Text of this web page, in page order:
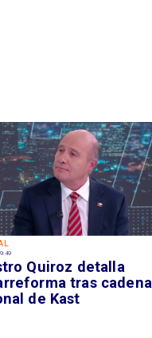
Quiroz detalla
tras cadena
de Kast